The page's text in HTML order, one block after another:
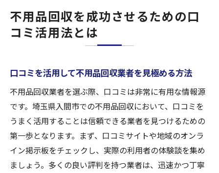
不用品回収を成功させるための口
コミ活用法とは
口コミを活用して不用品回収業者を見極める方法
不用品回収業者を選ぶ際、口コミは非常に有用な情報源
です。埼玉県入間市での不用品回収において、口コミを
うまく活用することは信頼できる業者を見つけるための
第一歩となります。まず、口コミサイトや地域のオンラ
イン掲示板をチェックし、実際の利用者の体験談を集め
ましょう。多くの良い評判を持つ業者は、迅速かつ丁寧